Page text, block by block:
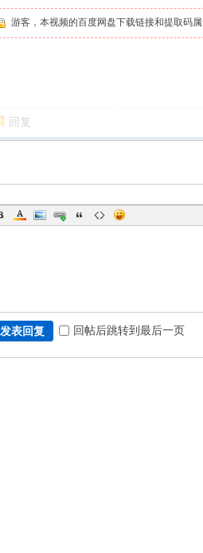
游客，本视频的百度网盘下载链接和提取码
回复
发表回复 回帖后跳转到最后一页